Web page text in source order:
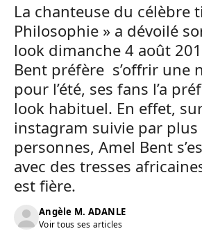
La chanteuse du célèbre
Philosophie » a dévoilé
look dimanche 4 août
Bent préfère s’offrir une
pour l’été, ses fans l’a
look habituel. En effet,
instagram suivie par plus
personnes, Amel Bent
avec des tresses
est fière.
Angèle M. ADANLE
Voir tous ses articles